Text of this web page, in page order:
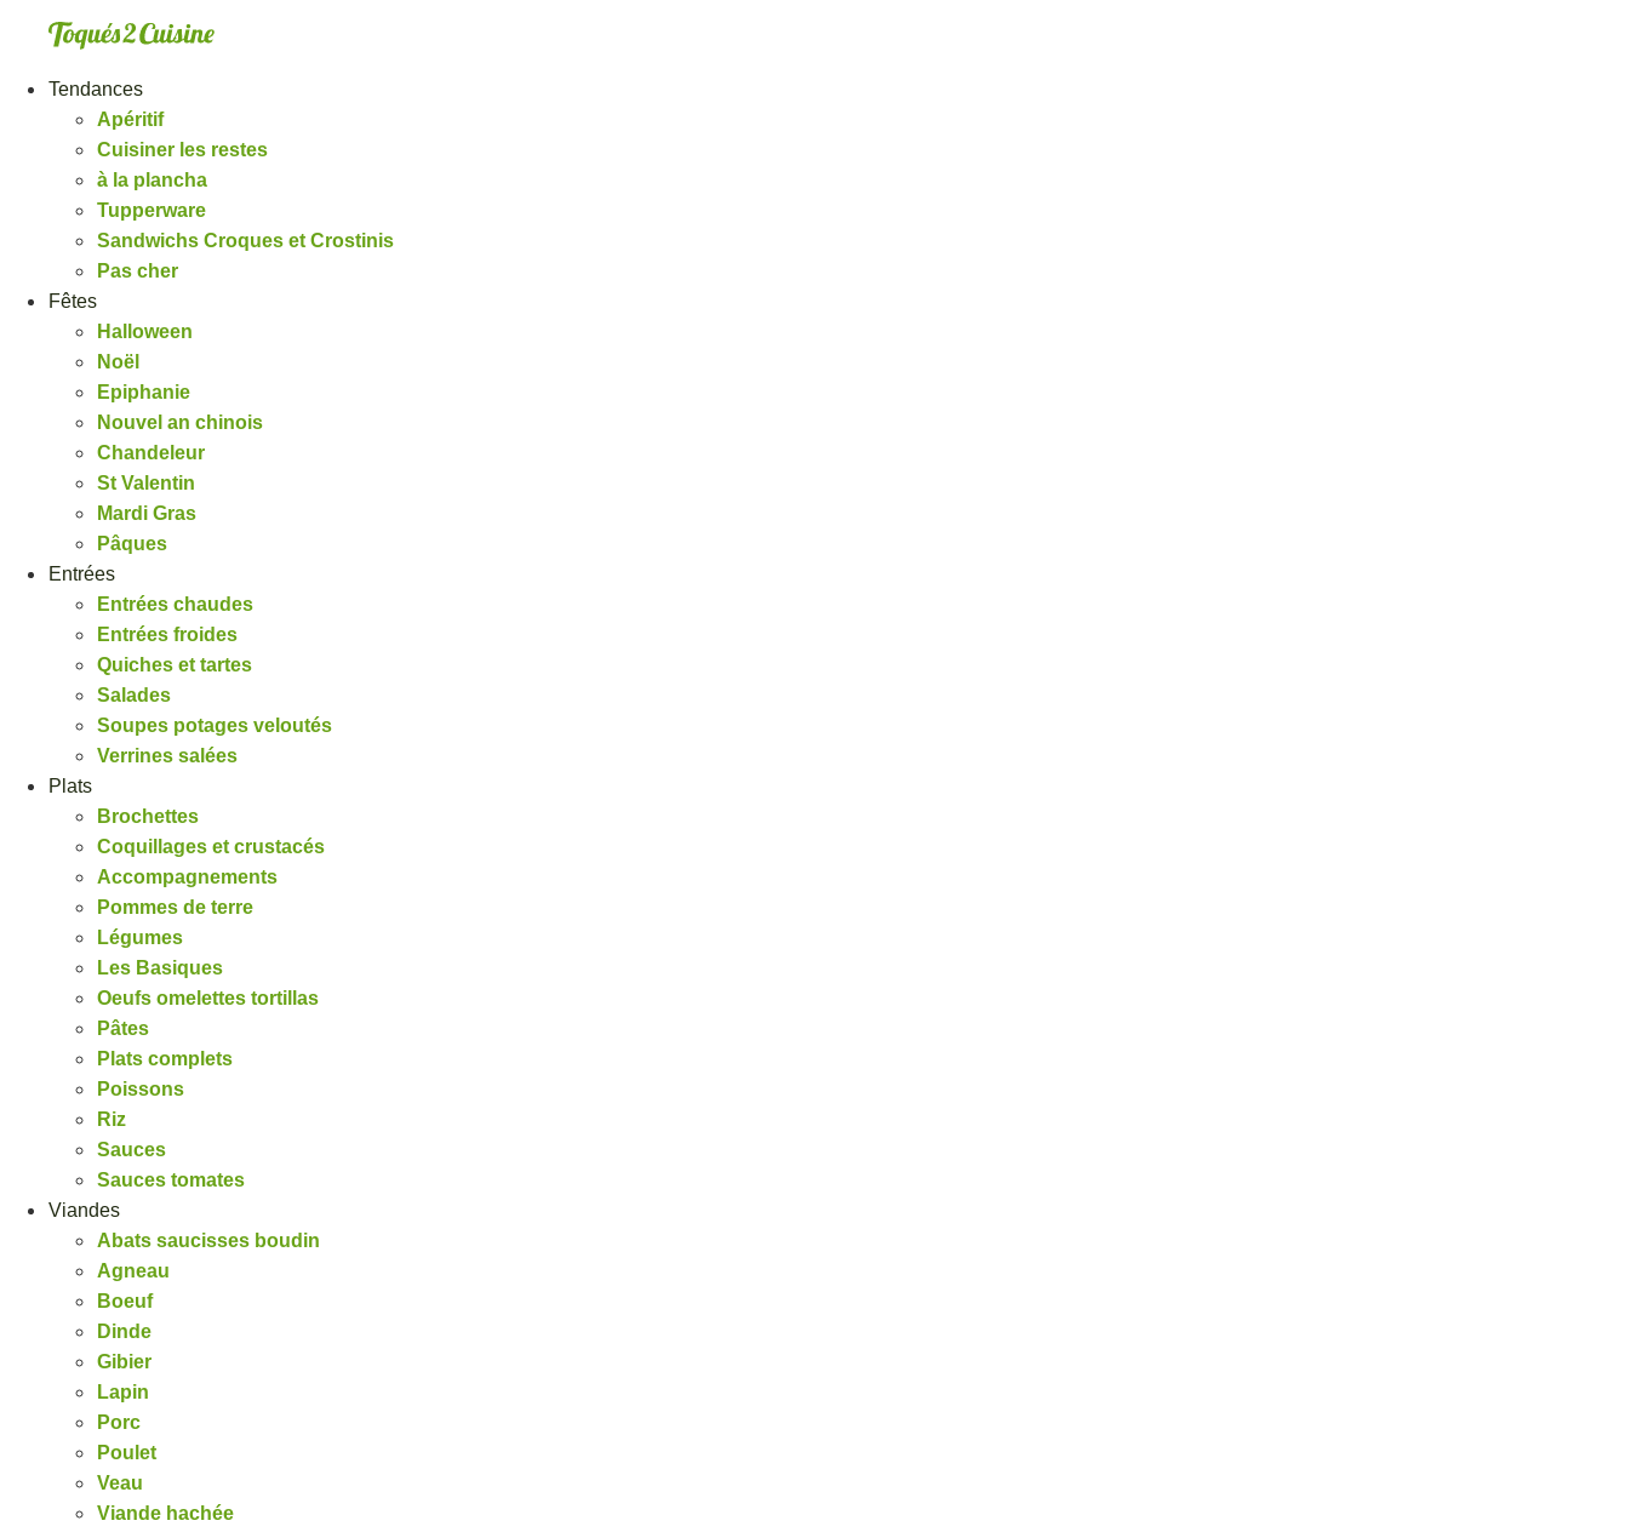
Tendances
Apéritif
Cuisiner les restes
à la plancha
Tupperware
Sandwichs Croques et Crostinis
Pas cher
Fêtes
Halloween
Noël
Epiphanie
Nouvel an chinois
Chandeleur
St Valentin
Mardi Gras
Pâques
Entrées
Entrées chaudes
Entrées froides
Quiches et tartes
Salades
Soupes potages veloutés
Verrines salées
Plats
Brochettes
Coquillages et crustacés
Accompagnements
Pommes de terre
Légumes
Les Basiques
Oeufs omelettes tortillas
Pâtes
Plats complets
Poissons
Riz
Sauces
Sauces tomates
Viandes
Abats saucisses boudin
Agneau
Boeuf
Dinde
Gibier
Lapin
Porc
Poulet
Veau
Viande hachée